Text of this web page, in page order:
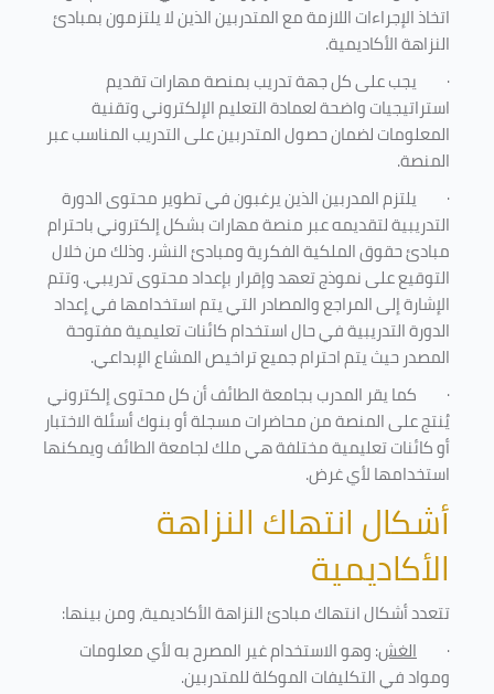
اتخاذ الإجراءات اللازمة مع المتدربين الذين لا يلتزمون بمبادئ
النزاهة الأكاديمية.
· يجب على كل جهة تدريب بمنصة مهارات تقديم
استراتيجيات واضحة لعمادة التعليم الإلكتروني وتقنية
المعلومات لضمان حصول المتدربين على التدريب المناسب عبر
المنصة.
· يلتزم المدربين الذين يرغبون في تطوير محتوى الدورة
التدريبية لتقديمه عبر منصة مهارات بشكل إلكتروني باحترام
مبادئ حقوق الملكية الفكرية ومبادئ النشر. وذلك من خلال
التوقيع على نموذج تعهد وإقرار بإعداد محتوى تدريبي. وتتم
الإشارة إلى المراجع والمصادر التي يتم استخدامها في إعداد
الدورة التدريبية في حال استخدام كائنات تعليمية مفتوحة
المصدر حيث يتم احترام جميع تراخيص المشاع الإبداعي.
· كما يقر المدرب بجامعة الطائف أن كل محتوى إلكتروني
يُنتج على المنصة من محاضرات مسجلة أو بنوك أسئلة الاختبار
أو كائنات تعليمية مختلفة هي ملك لجامعة الطائف ويمكنها
استخدامها لأي غرض.
أشكال انتهاك النزاهة
الأكاديمية
تتعدد أشكال انتهاك مبادئ النزاهة الأكاديمية، ومن بينها:
· الغش: وهو الاستخدام غير المصرح به لأي معلومات
ومواد في التكليفاتالموكلة للمتدربين.